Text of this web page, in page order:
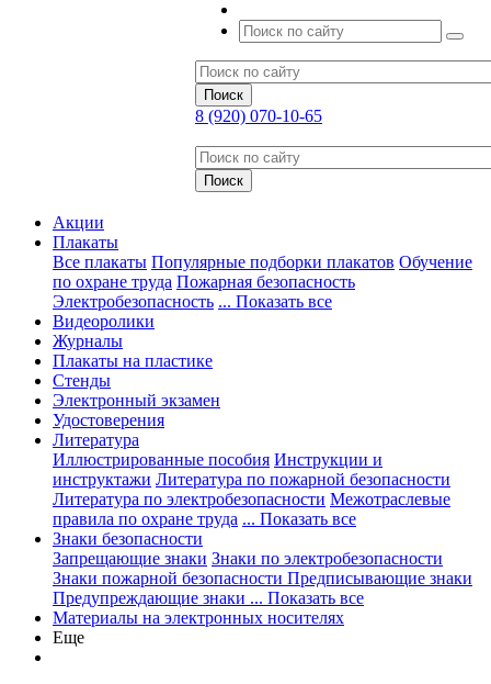
8 (920) 070-10-65
Акции
Плакаты
Все плакаты Популярные подборки плакатов Обучение
по охране труда Пожарная безопасность
Электробезопасность ... Показать все
Видеоролики
Журналы
Плакаты на пластике
Стенды
Электронный экзамен
Удостоверения
Литература
Иллюстрированные пособия Инструкции и
инструктажи Литература по пожарной безопасности
Литература по электробезопасности Межотраслевые
правила по охране труда ... Показать все
Знаки безопасности
Запрещающие знаки Знаки по электробезопасности
Знаки пожарной безопасности Предписывающие знаки
Предупреждающие знаки ... Показать все
Материалы на электронных носителях
Еще